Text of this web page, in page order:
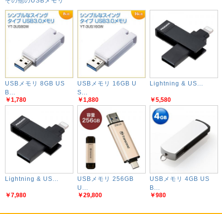
USBメモリ 8GB US
B...
￥1,780
USBメモリ 16GB U
S...
￥1,880
Lightning & US...
￥5,580
Lightning & US...
￥7,980
USBメモリ 256GB
U...
￥29,800
USBメモリ 4GB US
B...
￥980